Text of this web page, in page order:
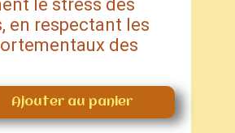
le stress des
en respectant les
des
Ajouter au panier